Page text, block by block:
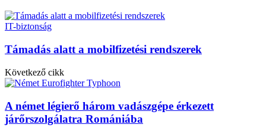
IT-biztonság
Támadás alatt a mobilfizetési rendszerek
Következő cikk
A német légierő három vadászgépe érkezett
járőrszolgálatra Romániába